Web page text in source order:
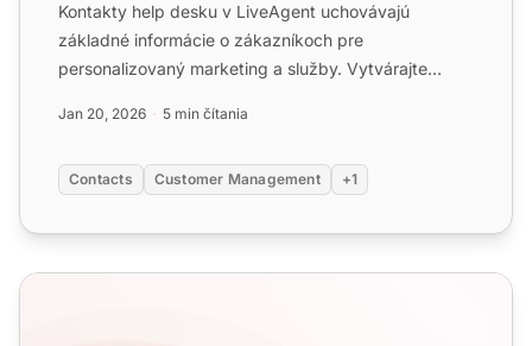
Kontakty help desku v LiveAgent uchovávajú
základné informácie o zákazníkoch pre
personalizovaný marketing a služby. Vytvárajte
Jan 20, 2026 5 min čítania
Contacts Customer Management +1
Segmentácia zákazníkov